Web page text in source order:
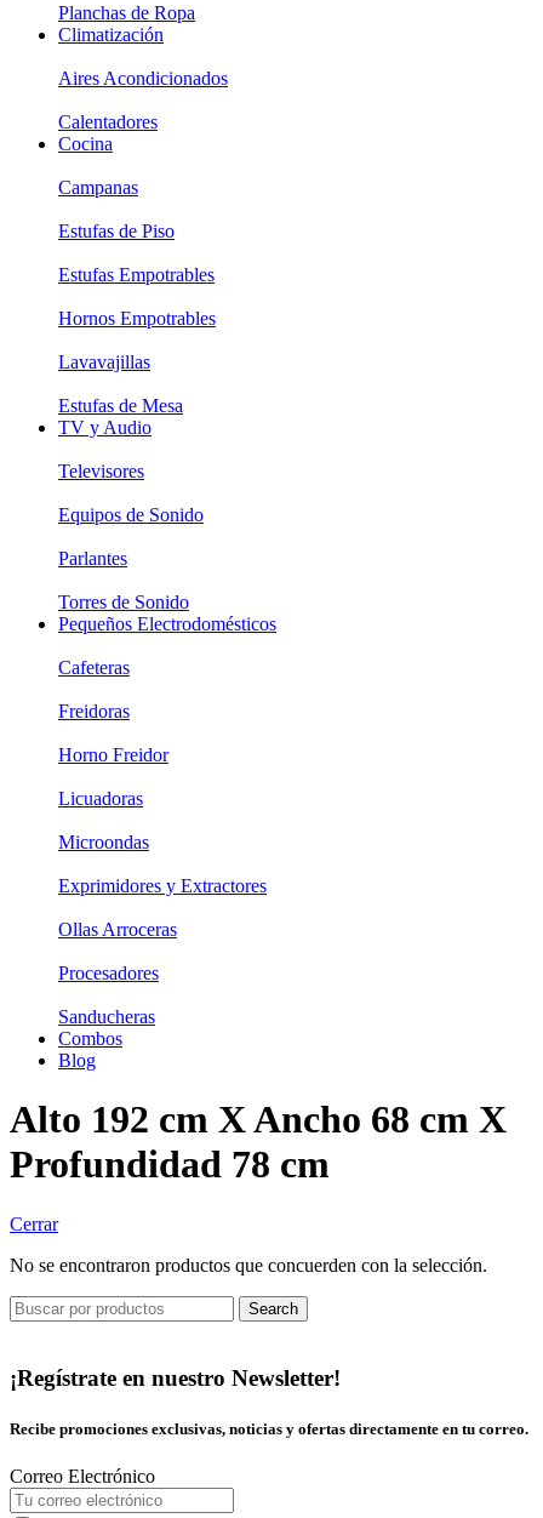
Planchas de Ropa
Climatización
Aires Acondicionados
Calentadores
Cocina
Campanas
Estufas de Piso
Estufas Empotrables
Hornos Empotrables
Lavavajillas
Estufas de Mesa
TV y Audio
Televisores
Equipos de Sonido
Parlantes
Torres de Sonido
Pequeños Electrodomésticos
Cafeteras
Freidoras
Horno Freidor
Licuadoras
Microondas
Exprimidores y Extractores
Ollas Arroceras
Procesadores
Sanducheras
Combos
Blog
Alto 192 cm X Ancho 68 cm X
Profundidad 78 cm
Cerrar
No se encontraron productos que concuerden con la selección.
Search
¡Regístrate en nuestro Newsletter!
Recibe promociones exclusivas, noticias y ofertas directamente en tu correo.
Correo Electrónico